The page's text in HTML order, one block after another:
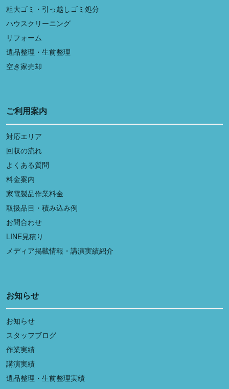
粗大ゴミ・引っ越しゴミ処分
ハウスクリーニング
リフォーム
遺品整理・生前整理
空き家売却
ご利用案内
対応エリア
回収の流れ
よくある質問
料金案内
家電製品作業料金
取扱品目・積み込み例
お問合わせ
LINE見積り
メディア掲載情報・講演実績紹介
お知らせ
お知らせ
スタッフブログ
作業実績
講演実績
遺品整理・生前整理実績